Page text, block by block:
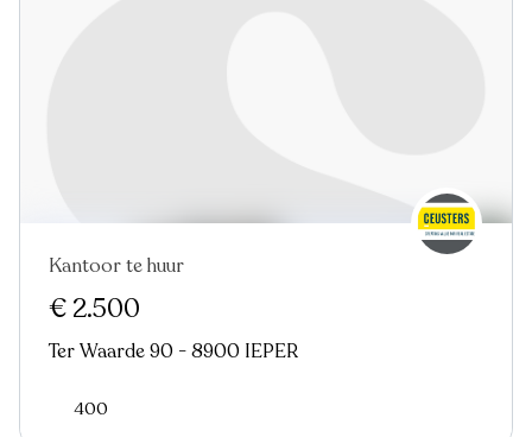
Kantoor te huur
€ 2.500
Ter Waarde 90 - 8900 IEPER
400